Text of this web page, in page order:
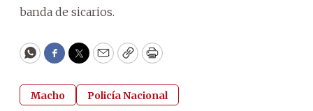
banda de sicarios.
WhatsApp
Facebook
Twitter
EmailCopyPrint
Macho Policía Nacional